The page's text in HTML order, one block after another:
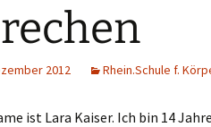
Solingen
2012 Rhein.Schule f.
ist Lara Kaiser. Ich bin 14